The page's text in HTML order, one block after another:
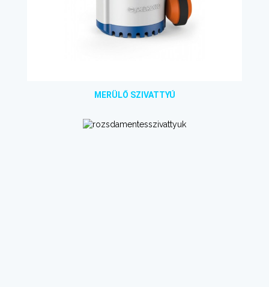
MERÜLŐ SZIVATTYÚ